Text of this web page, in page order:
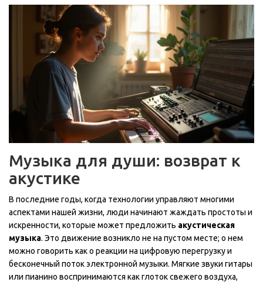
Музыка для души: возврат к
акустике
В последние годы, когда технологии управляют многими
аспектами нашей жизни, люди начинают жаждать простоты и
искренности, которые может предложить акустическая
музыка. Это движение возникло не на пустом месте; о нем
можно говорить как о реакции на цифровую перегрузку и
бесконечный поток электронной музыки. Мягкие звуки гитары
или пианино воспринимаются как глоток свежего воздуха,